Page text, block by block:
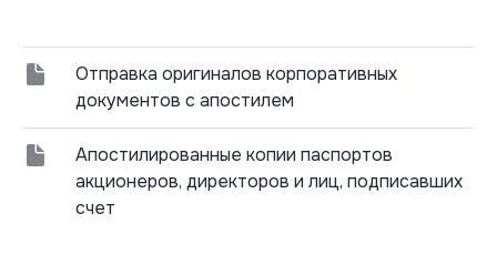
Отправка оригиналов корпоративных
документов с апостилем
Апостилированные копии паспортов
акционеров, директоров и лиц, подписавших
счет